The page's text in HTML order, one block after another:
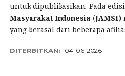
untuk dipublikasikan. Pada
Masyarakat Indonesia (JAMSI)
yang berasal dari beberapa
DITERBITKAN: 04-06-2026